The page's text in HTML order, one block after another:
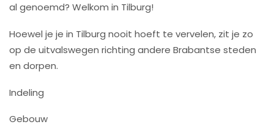
al genoemd? Welkom in Tilburg!
Hoewel je je in Tilburg nooit hoeft te vervelen, zit je zo
op de uitvalswegen richting andere Brabantse steden
en dorpen.
Indeling
Gebouw